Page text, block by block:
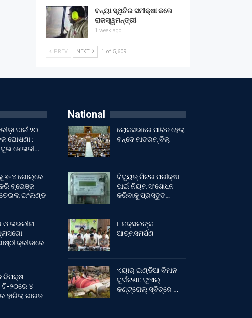
ବନ୍ୟା ସ୍ଥିତିର ସମୀକ୍ଷା କଲେ
ରାଜସ୍ୱମନ୍ତ୍ରୀ
1 week ago
PREV NEXT 1 of 5,609
ପାଇଁ ୨୦
ଘୋଷଣା :
ଖେଳାଳୀ…
୬-୪ ଗୋଲ୍‌ରେ
ବ୍ରୋଞ୍ଜ
ଇଂଲଣ୍ଡ
ଓ ଲଭଲୀନା
କ୍ରୀଡାରେ
ବିପକ୍ଷ
ଟି-୨୦ରେ ୪
ହାରିଲା ଭାରତ
National
ଲୋକସଭାରେ ପାରିତ ହେଲା
ବନ୍ଦେ ମାତରମ୍‌ ବିଲ୍‌
ବିଦ୍ୟୁତ୍ ମିଟର ପରୀକ୍ଷା
ପାଇଁ ନିୟମ ସଂଶୋଧନ
କରିବାକୁ ପ୍ରସ୍ତୁତ…
୮ ନକ୍ସଲଙ୍କ
ଆତ୍ମସମର୍ପଣ
ଏୟାର୍ ଇଣ୍ଡିଆ ବିମାନ
ଦୁର୍ଘଟଣା: ଫୁଏଲ୍‌
କଣ୍ଟ୍ରୋଲ୍‌ ସ୍ବିଚ୍‌ରେ …